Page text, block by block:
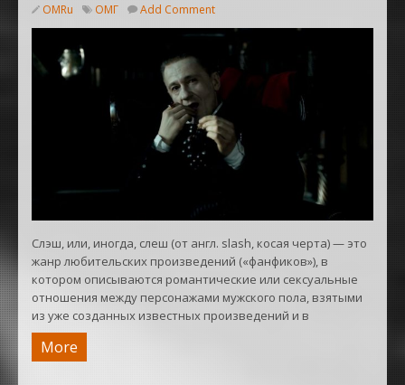
OMRu ОМГ Add Comment
Слэш, или, иногда, слеш (от англ. slash, косая черта) — это
жанр любительских произведений («фанфиков»), в
котором описываются романтические или сексуальные
отношения между персонажами мужского пола, взятыми
из уже созданных известных произведений и в
More